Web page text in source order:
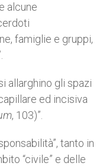
alcune
famiglie e gruppi,
allarghino gli spazi
ed incisiva
, 103)”.
tanto in
“civile” e delle